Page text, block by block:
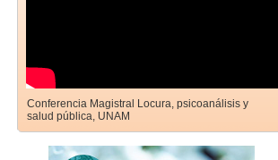
Conferencia Magistral Locura, psicoanálisis y
salud pública, UNAM